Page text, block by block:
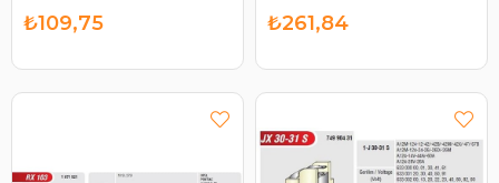
₺109,75 ₺261,84